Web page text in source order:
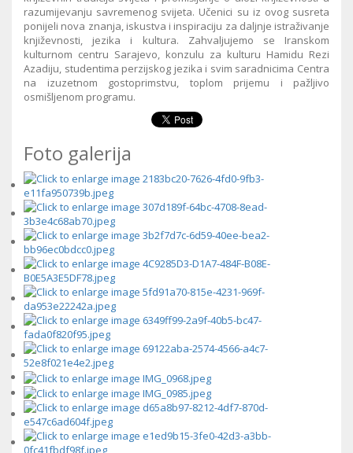
razumijevanju savremenog svijeta. Učenici su iz ovog susreta
ponijeli nova znanja, iskustva i inspiraciju za daljnje istraživanje
književnosti, jezika i kultura. Zahvaljujemo se Iranskom
kulturnom centru Sarajevo, konzulu za kulturu Hamidu Rezi
Azadiju, studentima perzijskog jezika i svim saradnicima Centra
na izuzetnom gostoprimstvu, toplom prijemu i pažljivo
osmišljenom programu.
Foto galerija